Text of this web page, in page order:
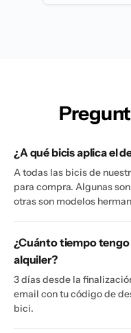
¿A qué bicis aplica el
A todas las bicis de
para compra. Algunas
otras son modelos
¿Cuánto tiempo
alquiler?
3 días desde la
email con tu código de
bici.